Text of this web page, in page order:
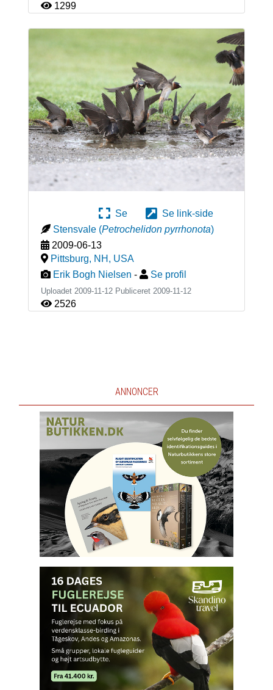
1299
Se
Se link-side
Stensvale (Petrochelidon pyrrhonota)
2009-06-13
Pittsburg, NH , USA
Erik Bogh Nielsen - Se profil
Uploadet 2009-11-12 Publiceret 2009-11-12
2526
ANNONCER